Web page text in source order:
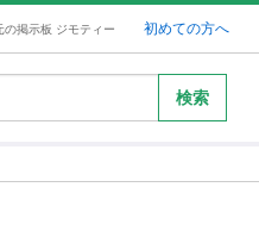
の掲示板 ジモティー 初めての方へ
検索